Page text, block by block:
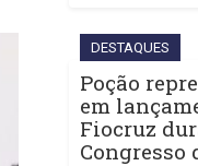
DESTAQUES
Poção
em
Fiocruz
Congresso